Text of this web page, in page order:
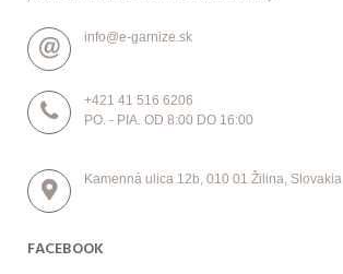
info@e-garnize.sk
+421 41 516 6206
PO. - PIA. OD 8:00 DO 16:00
Kamenná ulica 12b, 010 01 Žilina, Slovakia
FACEBOOK